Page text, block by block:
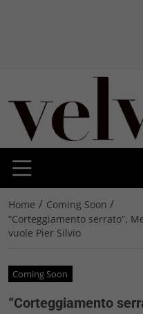
Home / Coming Soon /
“Corteggiamento serrato”,
vuole Pier Silvio
Coming Soon
“Corteggiamento